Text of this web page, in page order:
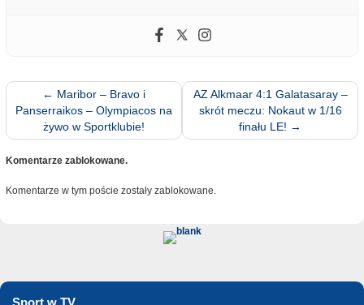
← Maribor – Bravo i
Panserraikos – Olympiacos na
żywo w Sportklubie!
AZ Alkmaar 4:1 Galatasaray –
skrót meczu: Nokaut w 1/16
finału LE! →
Komentarze zablokowane.
Komentarze w tym poście zostały zablokowane.
Sport w TV